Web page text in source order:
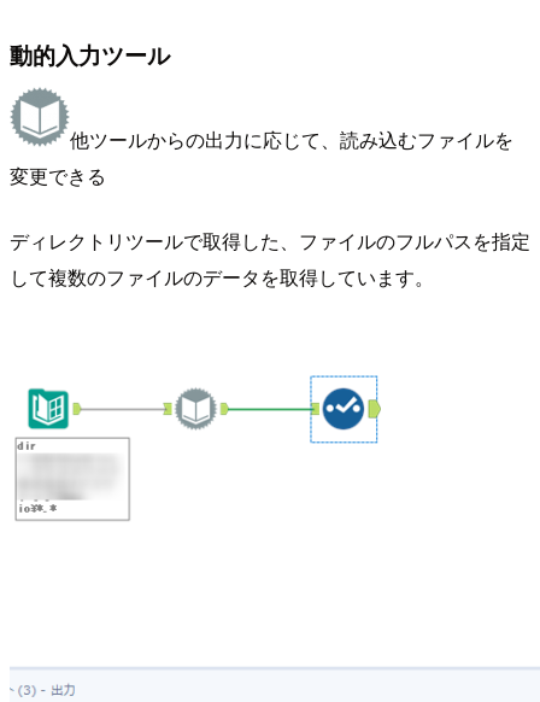
動的入力ツール
他ツールからの出力に応じて、読み込むファイルを
変更できる
ディレクトリツールで取得した、ファイルのフルパスを指定
して複数のファイルのデータを取得しています。